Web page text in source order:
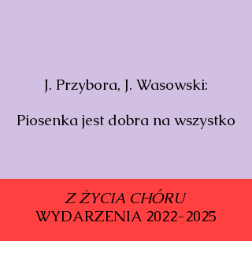
J. Przybora, J. Wasowski:
Piosenka jest dobra na wszystko
Z ŻYCIA CHÓRU
WYDARZENIA 2022-2025